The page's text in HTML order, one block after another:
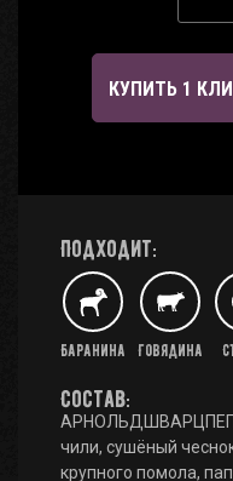
КУПИТЬ 1
Подходит:
Баранина Говядина
Состав:
чили, сушёный
крупного помола,